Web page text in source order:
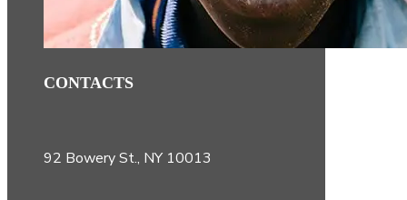
CONTACTS
92 Bowery St., NY 10013